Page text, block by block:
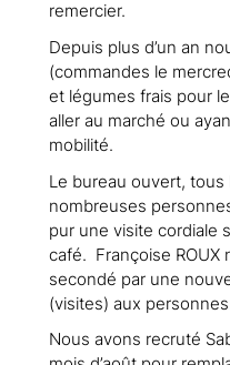
remercier.
Depuis plus d’un an
(commandes le
et légumes frais pour
aller au marché ou
mobilité.
Le bureau ouvert,
nombreuses
pur une visite cordiale
café. Françoise ROUX
secondé par une
(visites) aux
Nous avons recruté